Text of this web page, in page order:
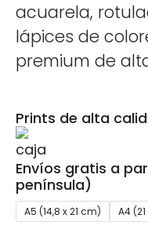
acuarela,
lápices de
premium de
Prints de alta
Envíos gratis a
península)
A5 (14,8 x 21 cm) A4